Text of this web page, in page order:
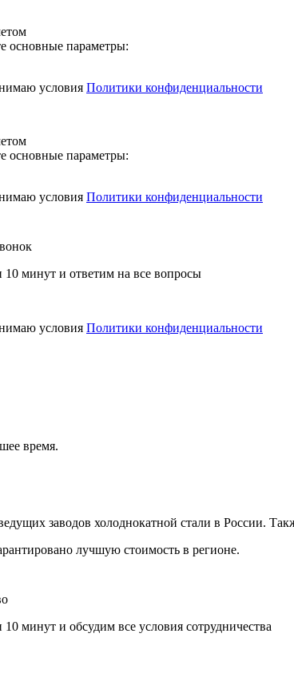
основные параметры:
условия Политики конфиденциальности
основные параметры:
условия Политики конфиденциальности
минут и ответим на все вопросы
условия Политики конфиденциальности
время.
заводов холоднокатной стали в России.
лучшую стоимость в регионе.
минут и обсудим все условия сотрудничества